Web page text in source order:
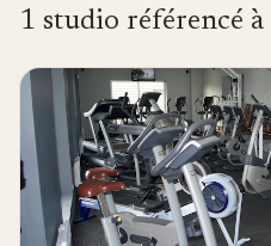
1 studio référencé à